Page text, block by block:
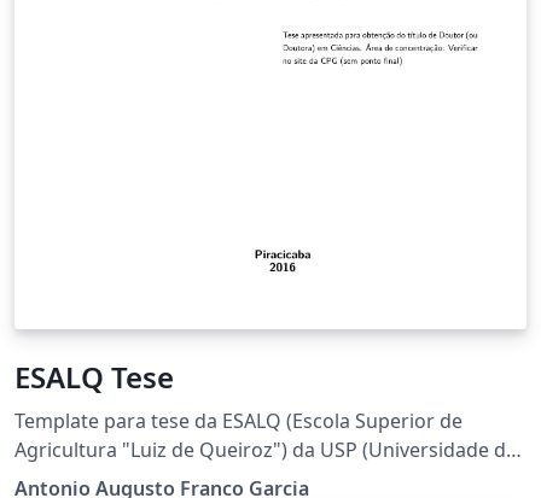
ESALQ Tese
Template para tese da ESALQ (Escola Superior de
Agricultura "Luiz de Queiroz") da USP (Universidade de
São Paulo). Esse template se refere a tese no formato
Antonio Augusto Franco Garcia